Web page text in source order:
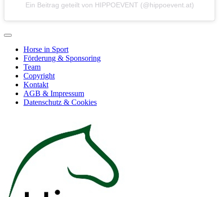
Ein Beitrag geteilt von HIPPOEVENT (@hippoevent.at)
Horse in Sport
Förderung & Sponsoring
Team
Copyright
Kontakt
AGB & Impressum
Datenschutz & Cookies